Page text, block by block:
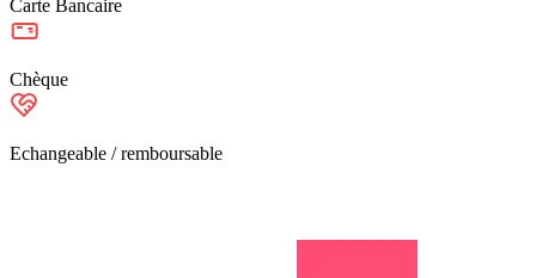
Carte Bancaire
Chèque
Echangeable / remboursable